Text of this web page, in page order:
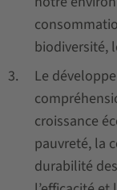
biodiversité,
Le
croissance
pauvreté, la
durabilité